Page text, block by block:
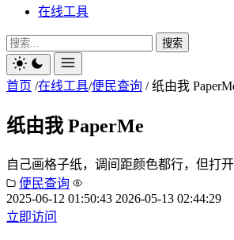
在线工具
搜索
首页 /在线工具/便民查询 / 纸由我
纸由我 PaperMe
自己画格子纸，调间距颜色都行，但打
便民查询
2025-06-12 01:50:43 2026-05-13 02:44:29
立即访问